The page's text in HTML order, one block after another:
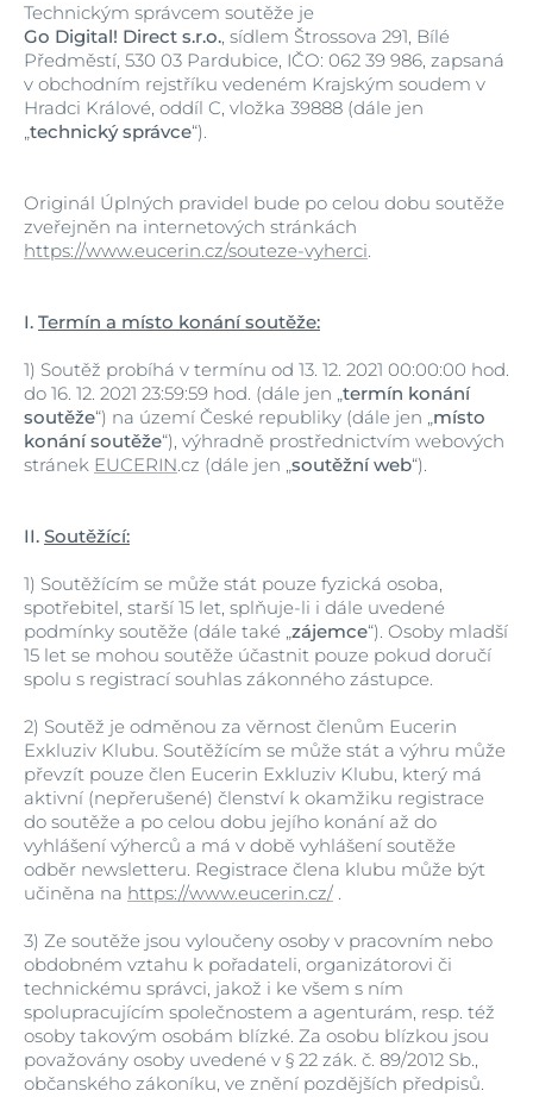
Technickým správcem soutěže je
Go Digital! Direct s.r.o., sídlem Štrossova 291, Bílé
Předměstí, 530 03 Pardubice, IČO: 062 39 986, zapsaná
v obchodním rejstříku vedeném Krajským soudem v
Hradci Králové, oddíl C, vložka 39888 (dále jen
„technický správce“).
Originál Úplných pravidel bude po celou dobu soutěže
zveřejněn na internetových stránkách
https://www.eucerin.cz/souteze-vyherci.
I. Termín a místo konání soutěže:
1) Soutěž probíhá v termínu od 13. 12. 2021 00:00:00 hod.
do 16. 12. 2021 23:59:59 hod. (dále jen „termín konání
soutěže“) na území České republiky (dále jen „místo
konání soutěže“), výhradně prostřednictvím webových
stránek EUCERIN.cz (dále jen „soutěžní web“).
II. Soutěžící:
1) Soutěžícím se může stát pouze fyzická osoba,
spotřebitel, starší 15 let, splňuje-li i dále uvedené
podmínky soutěže (dále také „zájemce“). Osoby mladší
15 let se mohou soutěže účastnit pouze pokud doručí
spolu s registrací souhlas zákonného zástupce.
2) Soutěž je odměnou za věrnost členům Eucerin
Exkluziv Klubu. Soutěžícím se může stát a výhru může
převzít pouze člen Eucerin Exkluziv Klubu, který má
aktivní (nepřerušené) členství k okamžiku registrace
do soutěže a po celou dobu jejího konání až do
vyhlášení výherců a má v době vyhlášení soutěže
odběr newsletteru. Registrace člena klubu může být
učiněna na https://www.eucerin.cz/ .
3) Ze soutěže jsou vyloučeny osoby v pracovním nebo
obdobném vztahu k pořadateli, organizátorovi či
technickému správci, jakož i ke všem s ním
spolupracujícím společnostem a agenturám, resp. též
osoby takovým osobám blízké. Za osobu blízkou jsou
považovány osoby uvedené v § 22 zák. č. 89/2012 Sb.,
občanského zákoníku, ve znění pozdějších předpisů.